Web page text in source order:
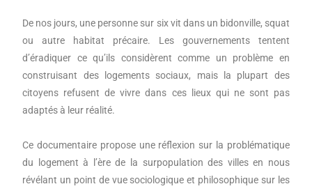
De nos jours, une personne sur six vit dans un bidonville, squat
ou autre habitat précaire. Les gouvernements tentent
d’éradiquer ce qu’ils considèrent comme un problème en
construisant des logements sociaux, mais la plupart des
citoyens refusent de vivre dans ces lieux qui ne sont pas
adaptés à leur réalité.
Ce documentaire propose une réflexion sur la problématique
du logement à l’ère de la surpopulation des villes en nous
révélant un point de vue sociologique et philosophique sur les